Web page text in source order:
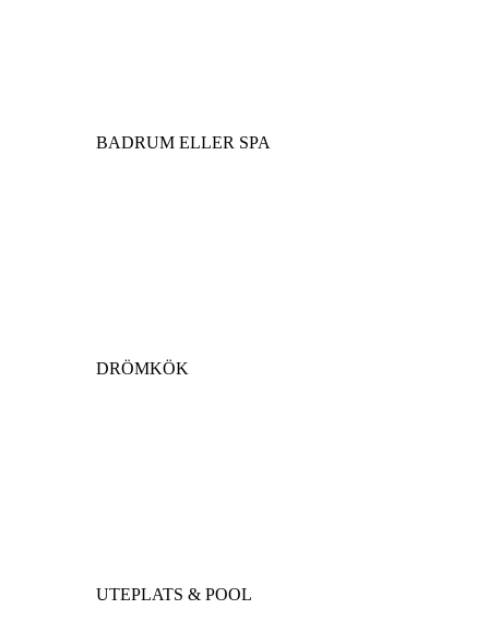
BADRUM ELLER SPA
DRÖMKÖK
UTEPLATS & POOL